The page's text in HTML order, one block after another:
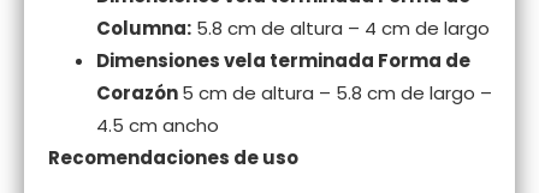
Columna: 5.8 cm de altura – 4 cm de largo
Dimensiones vela terminada Forma de
Corazón5 cm de altura – 5.8 cm de largo –
4.5 cm ancho
Recomendaciones de uso